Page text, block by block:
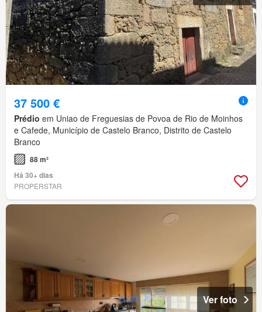
37 500 €
Prédio em Uniao de Freguesias de Povoa de Rio de Moinhos
e Cafede, Município de Castelo Branco, Distrito de Castelo
Branco
88 m²
Há 30+ dias
PROPERSTAR
Ver foto